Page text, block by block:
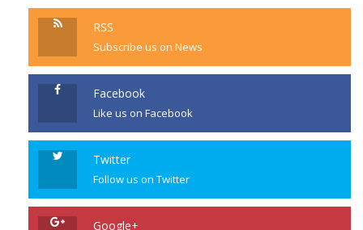
RSS
Subscribe us on News
Facebook
Like us on Facebook
Twitter
Follow us on Twitter
Google+